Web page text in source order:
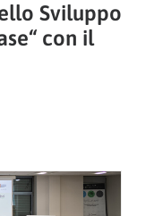
Sviluppo
con il